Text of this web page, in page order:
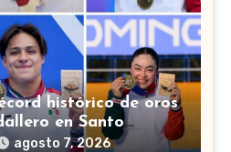
histórico de oros
en Santo
agosto 7, 2026